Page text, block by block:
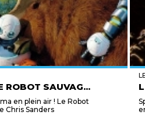
ROBOT SAUVAG...
en plein air ! Le Robot
Chris Sanders